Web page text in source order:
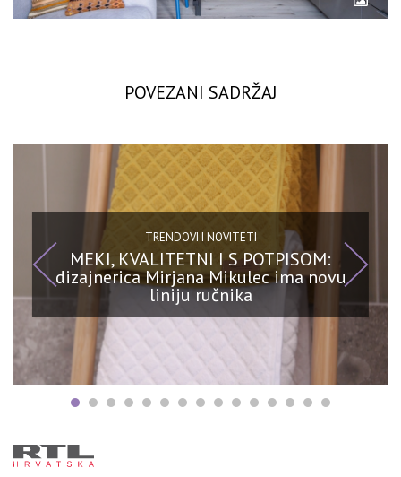
POVEZANI SADRŽAJ
TRENDOVI I NOVITETI
MEKI, KVALITETNI I S POTPISOM:
dizajnerica Mirjana Mikulec ima novu
liniju ručnika